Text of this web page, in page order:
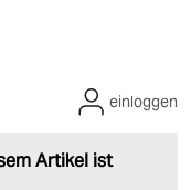
Artikel ist
einloggen